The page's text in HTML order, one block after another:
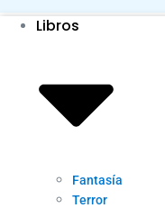
Libros
Fantasía
Terror